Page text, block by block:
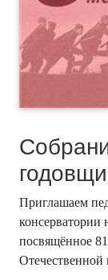
Приглашаем
консерватории
посвящённое
Отечественной